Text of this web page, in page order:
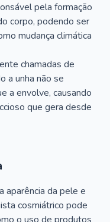
pela formação
corpo, podendo ser
mudança climática
chamadas de
a unha não se
a envolve, causando
que gera desde
aparência da pele e
cosmiátrico pode